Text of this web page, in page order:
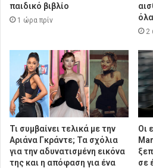
παιδικό βιβλίο
1 ώρα πρίν
όλα
2
Τι συμβαίνει τελικά με την
Αριάνα Γκράντε; Τα σχόλια
για την αδυνατισμένη εικόνα
της και η απόφαση για ένα
Οι
σε